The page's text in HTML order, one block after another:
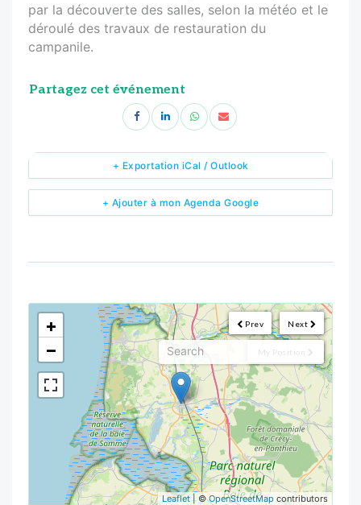
par la découverte des salles, selon la météo et le
déroulé des travaux de restauration du
campanile.
Partagez cet événement
+ Ajouter à mon Agenda Google
+ Exportation iCal / Outlook
Next
Prev
My Position
<!---->
+
−
Leaflet| ©OpenStreetMap contributors